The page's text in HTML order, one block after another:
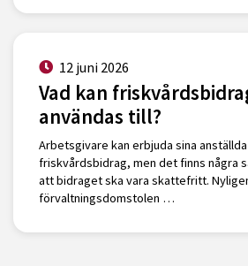
12 juni 2026
Vad kan
användas till?
Arbetsgivare kan erbjuda sina
friskvårdsbidrag, men det finns några
att bidraget ska vara skattefritt.
förvaltningsdomstolen …